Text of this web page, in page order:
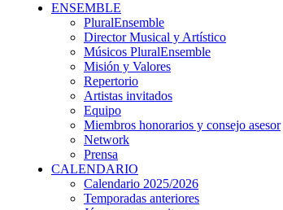
ENSEMBLE
PluralEnsemble
Director Musical y Artístico
Músicos PluralEnsemble
Misión y Valores
Repertorio
Artistas invitados
Equipo
Miembros honorarios y consejo asesor
Network
Prensa
CALENDARIO
Calendario 2025/2026
Temporadas anteriores